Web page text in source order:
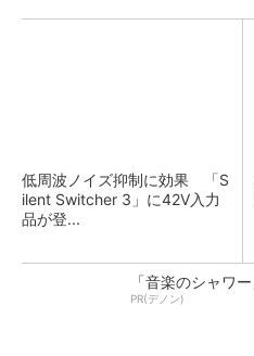
低周波ノイズ抑制に効果 「S
ilent Switcher 3」に42V入力
品が登...
「音楽のシャワ
PR(デノン)